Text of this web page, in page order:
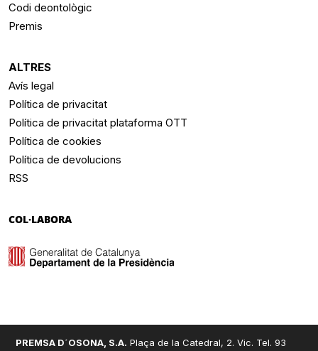
Codi deontològic
Premis
ALTRES
Avís legal
Política de privacitat
Política de privacitat plataforma OTT
Política de cookies
Política de devolucions
RSS
COL·LABORA
PREMSA D´OSONA, S.A. Plaça de la Catedral, 2. Vic. Tel. 93